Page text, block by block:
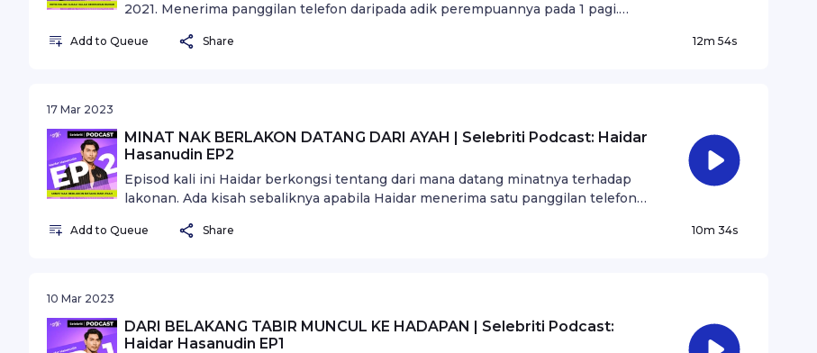
2021. Menerima panggilan telefon daripada adik perempuannya pada 1 pagi.
rumah.
Add to Queue Share 12m 54s
17 Mar 2023
MINAT NAK BERLAKON DATANG DARI AYAH | Selebriti Podcast: Haidar
Hasanudin EP2
Episod kali ini Haidar berkongsi tentang dari mana datang minatnya terhadap
lakonan. Ada kisah sebaliknya apabila Haidar menerima satu panggilan telefon
disamping bapanya.
Add to Queue Share 10m 34s
10 Mar 2023
DARI BELAKANG TABIR MUNCUL KE HADAPAN | Selebriti Podcast:
Haidar Hasanudin EP1